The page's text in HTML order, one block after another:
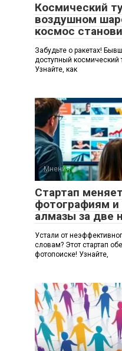
Космический
воздушном
космос
Забудьте о ракетах!
доступный космический
Узнайте, как
Мнения
Стартап
фотографиям
алмазы за две
Устали от
словам? Этот стартап
фотопоиске! Узнайте,